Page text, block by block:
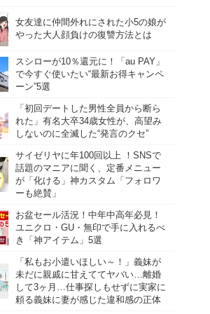
女友達に仲間外れにされた小5の娘が
やった大人顔負けの復讐方法とは
スシローが10％還元に！「au PAY」
で今すぐ使いたい“最新お得キャンペ
ーン”5選
「初回デートした男性全員から断ら
れた」有名大卒34歳女性が、高望み
しないのに全滅した“発言のクセ”
サイゼリヤに年100回以上 ！SNSで
話題のマニアに聞く、定番メニュー
が「化ける」神カスタム「フォロワ
ーも絶賛」
お盆セール活況！中年中高年必見！
ユニクロ・GU・無印で手に入れるべ
き「神アイテム」5選
「私もお小遣いほしい～！」義妹が
未だに親戚に甘えててヤバい…離婚
して3ヶ月…仕事探しもせずに実家に
頼る義妹に妻が感じた違和感の正体